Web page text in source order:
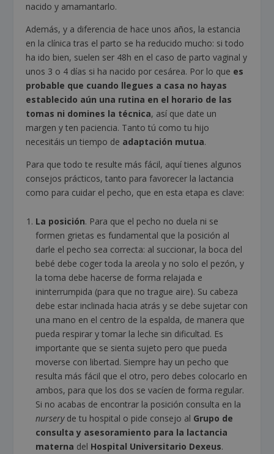
nacido y amamantarlo.
Además, y a diferencia de hace unos años, la estancia
en la clínica tras el parto se ha reducido mucho: si todo
ha ido bien, suelen ser 48h en el caso de parto vaginal y
unos 3 o 4 días si ha nacido por cesárea. Por lo que es
probable que cuando llegues a casa no hayas
establecido aún una rutina en el horario de las
tomas ni domines la técnica, así que date un
margen y ten paciencia. Tanto tú como tu hijo
necesitáis un tiempo de adaptación mutua.
Para que todo te resulte más fácil, aquí tienes algunos
consejos prácticos, tanto para favorecer la lactancia
como para cuidar el pecho, que en esta etapa es clave:
La posición. Para que el pecho no duela ni se
formen grietas es fundamental que la posición al
darle el pecho sea correcta: al succionar, la boca del
bebé debe coger toda la areola y no solo el pezón, y
la toma debe hacerse de forma relajada e
ininterrumpida (para que no trague aire). Su cabeza
debe estar inclinada hacia atrás y se debe sujetar con
una mano en el centro de la espalda, de manera que
pueda respirar y tomar la leche sin dificultad. Es
importante que se sienta sujeto pero que pueda
moverse con libertad. Siempre hay un pecho que
resulta más fácil que el otro, pero debes colocarlo en
ambos, para que los dos se vacíen de forma regular.
Si no acabas de encontrar la posición consulta en la
nurseryde tu hospital o pide consejo al Grupo de
consulta y asesoramiento para la lactancia
materna del Hospital Universitario Dexeus.